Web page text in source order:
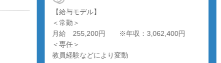
【給与モデル】
＜常勤＞
月給 255,200円 ※年収：3,062,400円
＜専任＞
教員経験などにより変動